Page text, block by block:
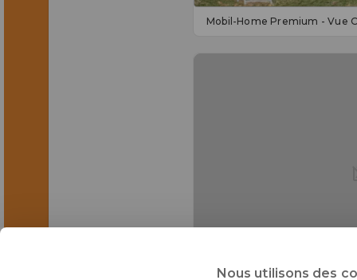
Mobil-Home Premium - Vue
Nous utilisons des